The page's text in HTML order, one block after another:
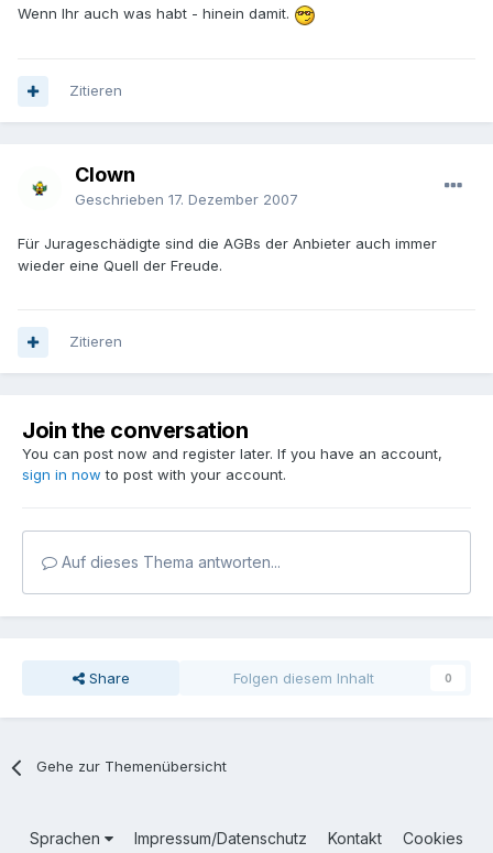
Wenn Ihr auch was habt - hinein damit.
Zitieren
Clown
Geschrieben 17. Dezember 2007
Für Jurageschädigte sind die AGBs der Anbieter auch immer
wieder eine Quell der Freude.
Zitieren
Join the conversation
You can post now and register later. If you have an account,
sign in now to post with your account.
Auf dieses Thema antworten...
Share Folgen diesem Inhalt 0
Gehe zur Themenübersicht
Sprachen Impressum/Datenschutz Kontakt Cookies